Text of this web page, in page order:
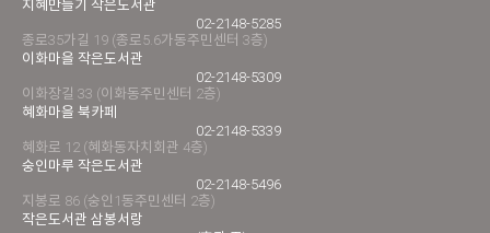
지혜만들기 작은도서관
02-2148-5285
종로35가길 19 (종로5.6가동주민센터 3층)
이화마을 작은도서관
02-2148-5309
이화장길 33 (이화동주민센터 2층)
혜화마을 북카페
02-2148-5339
혜화로 12 (혜화동자치회관 4층)
숭인마루 작은도서관
02-2148-5496
지봉로 86 (숭인1동주민센터 2층)
작은도서관 삼봉서랑